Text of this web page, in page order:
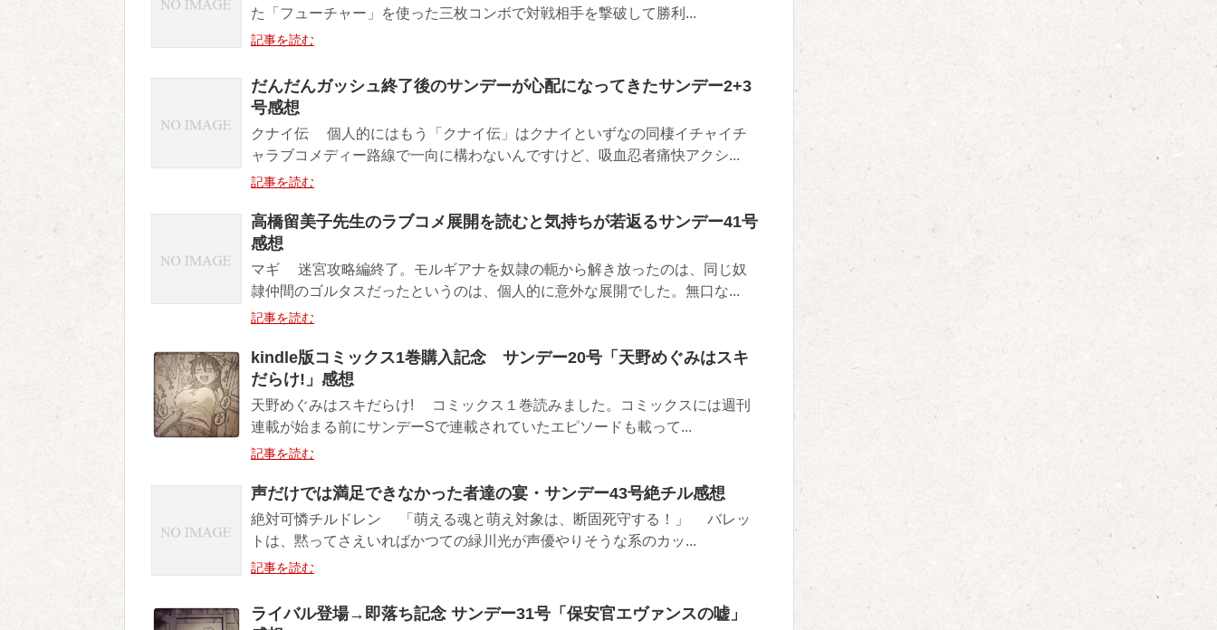
た「フューチャー」を使った三枚コンボで対戦相手を撃破して勝利...
記事を読む
だんだんガッシュ終了後のサンデーが心配になってきたサンデー2+3
号感想
クナイ伝 個人的にはもう「クナイ伝」はクナイといずなの同棲イチャイチ
ャラブコメディー路線で一向に構わないんですけど、吸血忍者痛快アクシ...
記事を読む
高橋留美子先生のラブコメ展開を読むと気持ちが若返るサンデー41号
感想
マギ 迷宮攻略編終了。モルギアナを奴隷の軛から解き放ったのは、同じ奴
隷仲間のゴルタスだったというのは、個人的に意外な展開でした。無口な...
記事を読む
kindle版コミックス1巻購入記念 サンデー20号「天野めぐみはスキ
だらけ!」感想
天野めぐみはスキだらけ! コミックス１巻読みました。コミックスには週刊
連載が始まる前にサンデーSで連載されていたエピソードも載って...
記事を読む
声だけでは満足できなかった者達の宴・サンデー43号絶チル感想
絶対可憐チルドレン 「萌える魂と萌え対象は、断固死守する！」 バレッ
トは、黙ってさえいればかつての緑川光が声優やりそうな系のカッ...
記事を読む
ライバル登場→即落ち記念 サンデー31号「保安官エヴァンスの嘘」